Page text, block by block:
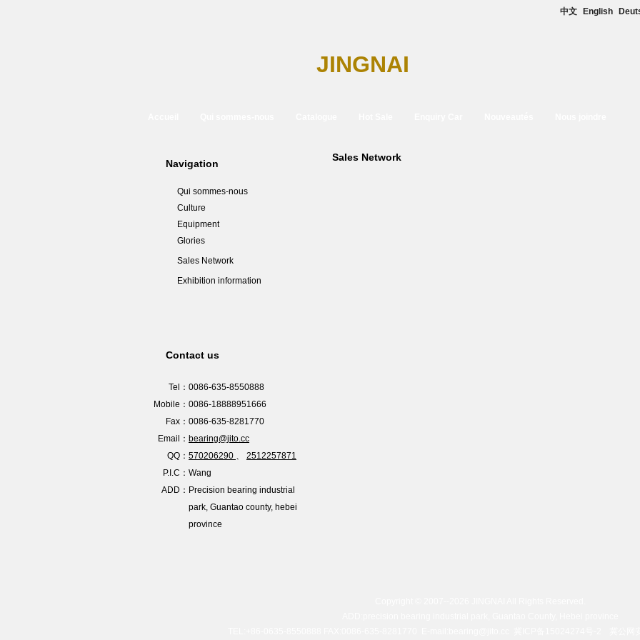
中文 English
JINGNAI
Sales Network
Navigation
Qui sommes-nous
Culture
Equipment
Glories
Sales Network
Exhibition information
Contact us
Tel： 0086-635-8550888
Mobile： 0086-18888951666
Fax： 0086-635-8281770
Email： bearing@jito.cc
QQ： 570206290 、 2512257871
P.I.C： Wang
ADD： Precision bearing industrial
park, Guantao county, hebei
province